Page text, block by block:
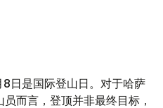
8日是国际登山日。对于哈萨
而言，登顶并非最终目标，